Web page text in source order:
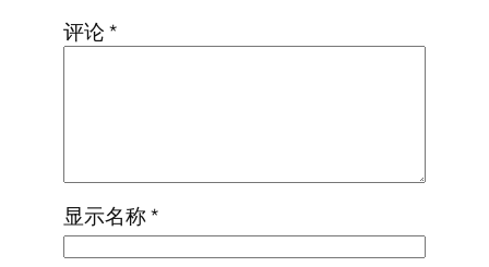
评论*
显示名称*